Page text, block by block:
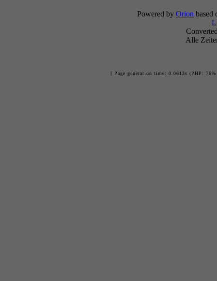
Powered by Orion based
Alle
[ Page generation time: 0.0613s (PHP: